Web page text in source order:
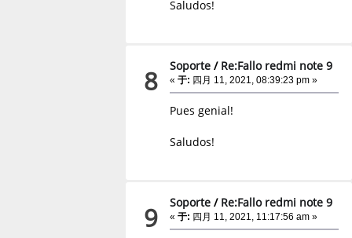
Saludos!
8 Soporte / Re:Fallo redmi note 9
«于: 四月 11, 2021, 08:39:23 pm »
Pues genial!
Saludos!
9 Soporte / Re:Fallo redmi note 9
«于: 四月 11, 2021, 11:17:56 am »